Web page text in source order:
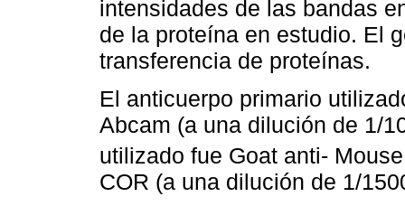
intensidades de las bandas
de la proteína en estudio. El
transferencia de proteínas.
El anticuerpo primario
Abcam (a una dilución de 1/
utilizado fue Goat anti-
COR (a una dilución de 1/